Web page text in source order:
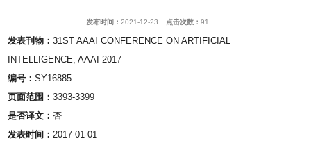
发布时间：2021-12-23 点击次数：91
发表刊物：31ST AAAI CONFERENCE ON ARTIFICIAL
INTELLIGENCE, AAAI 2017
编号：SY16885
页面范围：3393-3399
是否译文：否
发表时间：2017-01-01